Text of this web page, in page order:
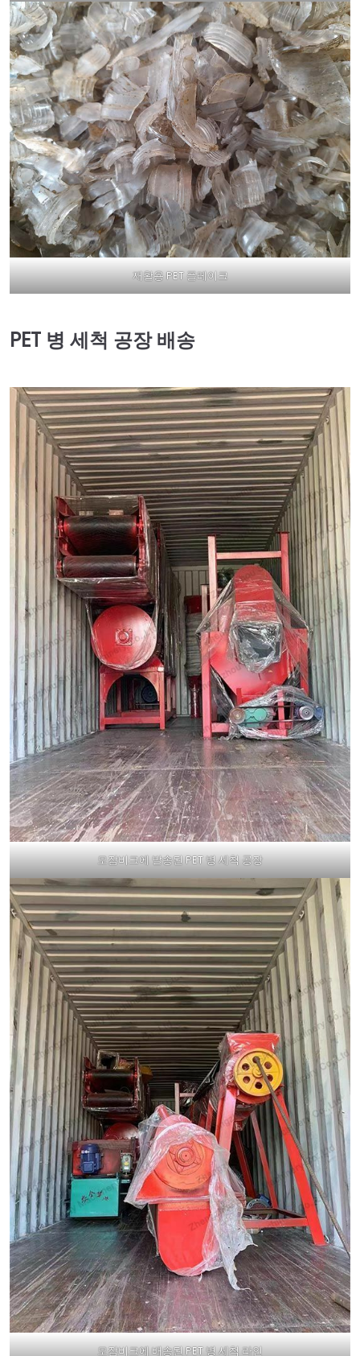
재활용 PET 플레이크
PET 병 세척 공장 배송
모잠비크에 발송된 PET 병 세척 공장
모잠비크에 배송된 PET 병 세척 라인